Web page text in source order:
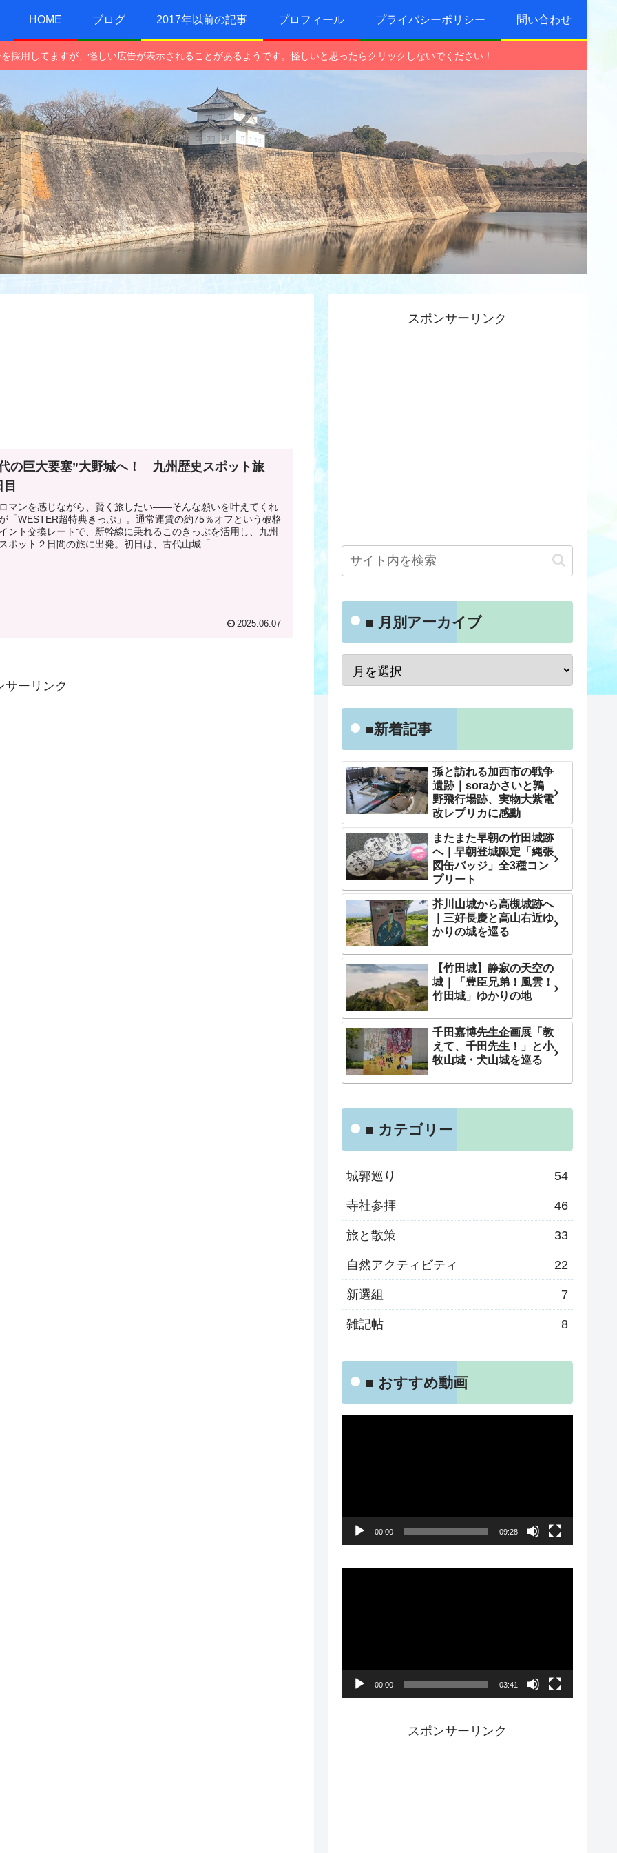
HOME ブログ 2017年以前の記事 プロフィール プライバシーポリシー 問い合わせ
採用してますが、怪しい広告が表示されることがあるようです。怪しいと思ったらクリックしないでください！
の巨大要塞”大野城へ！ 九州歴史スポット旅
マンを感じながら、賢く旅したい――そんな願いを叶えてくれ
「WESTER超特典きっぷ」。通常運賃の約75％オフという破格
ント交換レートで、新幹線に乗れるこのきっぷを活用し、九州
ポット２日間の旅に出発。初日は、古代山城「...
2025.06.07
サーリンク
スポンサーリンク
■ 月別アーカイブ
■新着記事
孫と訪れる加西市の戦争
遺跡｜soraかさいと鶉
野飛行場跡、実物大紫電
改レプリカに感動
またまた早朝の竹田城跡
へ｜早朝登城限定「縄張
図缶バッジ」全3種コン
プリート
芥川山城から高槻城跡へ
｜三好長慶と高山右近ゆ
かりの城を巡る
【竹田城】静寂の天空の
城｜「豊臣兄弟！風雲！
竹田城」ゆかりの地
千田嘉博先生企画展「教
えて、千田先生！」と小
牧山城・犬山城を巡る
■ カテゴリー
城郭巡り 54
寺社参拝 46
旅と散策 33
自然アクティビティ 22
新選組 7
雑記帖 8
■ おすすめ動画
00:00 09:28
00:00 03:41
スポンサーリンク